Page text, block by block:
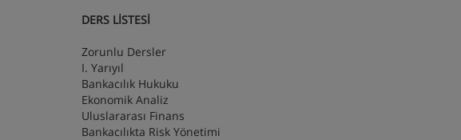
DERS LİSTESİ
Zorunlu Dersler
I. Yarıyıl
Bankacılık Hukuku
Ekonomik Analiz
Uluslararası Finans
Bankacılıkta Risk Yönetimi